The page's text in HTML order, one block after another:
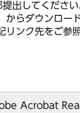
出してください
らダウンロード
ンク先をご参照
Acrobat